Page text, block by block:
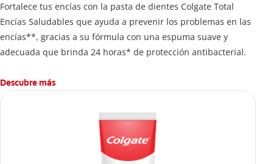
Fortalece tus encías con la pasta de dientes Colgate Total
Encías Saludables que ayuda a prevenir los problemas en las
encías**, gracias a su fórmula con una espuma suave y
adecuada que brinda 24 horas* de protección antibacterial.
Descubre más